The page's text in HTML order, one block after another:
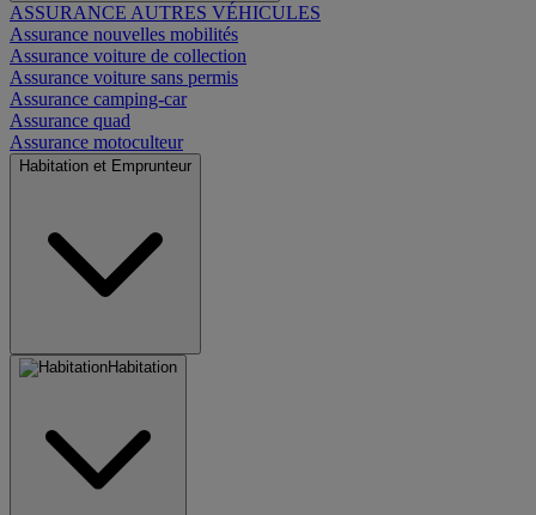
ASSURANCE AUTRES VÉHICULES
Assurance nouvelles mobilités
Assurance voiture de collection
Assurance voiture sans permis
Assurance camping-car
Assurance quad
Assurance motoculteur
Habitation et Emprunteur
Habitation